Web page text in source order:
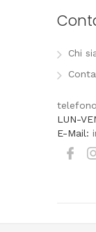
Chi
LUN-
E-Mail: